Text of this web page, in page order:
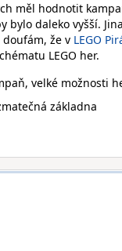
měl hodnotit
bylo daleko vyšší.
že v LEGO
LEGO her.
velké možnosti
základna